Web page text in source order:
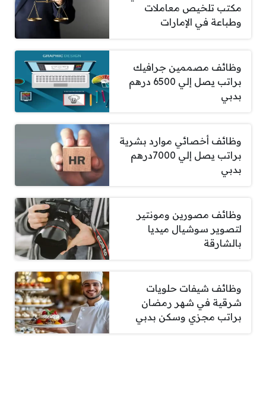
مكتب تلخيص معاملات
وطباعة في الإمارات
وظائف مصممين جرافيك
براتب يصل إلي 6500 درهم
بدبي
وظائف أخصائي موارد بشرية
براتب يصل إلي 7000درهم
بدبي
وظائف مصورين ومونتير
لتصوير سوشيال ميديا
بالشارقة
وظائف شيفات حلويات
شرقية في شهر رمضان
براتب مجزي وسكن بدبي